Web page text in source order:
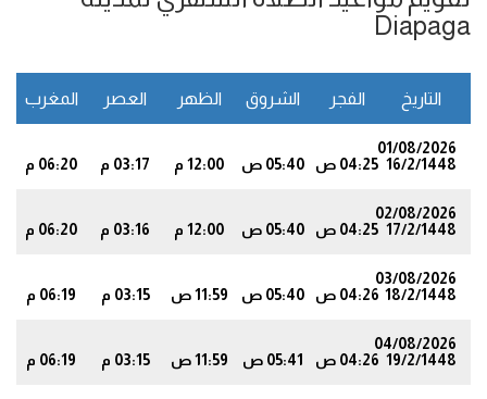
Diapaga
التاريخ الفجر الشروق الظهر العصر المغرب
01/08/2026
16/2/1448 04:25 ص 05:40 ص 12:00 م 03:17 م 06:20 م
02/08/2026
17/2/1448 04:25 ص 05:40 ص 12:00 م 03:16 م 06:20 م
03/08/2026
18/2/1448 04:26 ص 05:40 ص 11:59 ص 03:15 م 06:19 م
04/08/2026
19/2/1448 04:26 ص 05:41 ص 11:59 ص 03:15 م 06:19 م